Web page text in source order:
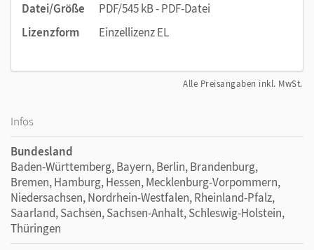
Datei/Größe
PDF/545 kB - PDF-Datei
Lizenzform
Einzellizenz EL
Alle Preisangaben inkl. MwSt.
Infos
Bundesland
Baden-Württemberg, Bayern, Berlin, Brandenburg,
Bremen, Hamburg, Hessen, Mecklenburg-Vorpommern,
Niedersachsen, Nordrhein-Westfalen, Rheinland-Pfalz,
Saarland, Sachsen, Sachsen-Anhalt, Schleswig-Holstein,
Thüringen